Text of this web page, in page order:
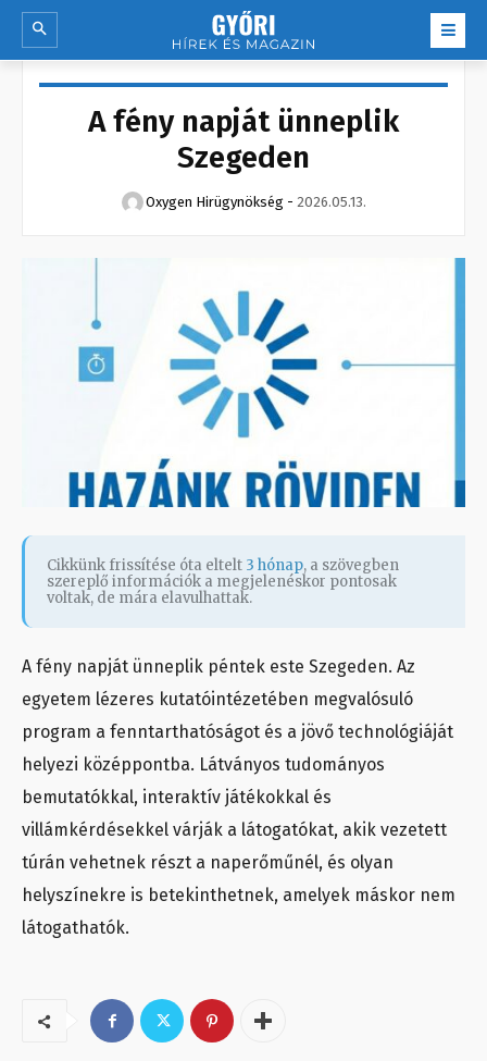
A fény napját ünneplik
Szegeden
Oxygen Hirügynökség - 2026.05.13.
Cikkünk frissítése óta eltelt 3 hónap, a szövegben
szereplő információk a megjelenéskor pontosak
voltak, de mára elavulhattak.
A fény napját ünneplik péntek este Szegeden. Az
egyetem lézeres kutatóintézetében megvalósuló
program a fenntarthatóságot és a jövő technológiáját
helyezi középpontba. Látványos tudományos
bemutatókkal, interaktív játékokkal és
villámkérdésekkel várják a látogatókat, akik vezetett
túrán vehetnek részt a naperőműnél, és olyan
helyszínekre is betekinthetnek, amelyek máskor nem
látogathatók.